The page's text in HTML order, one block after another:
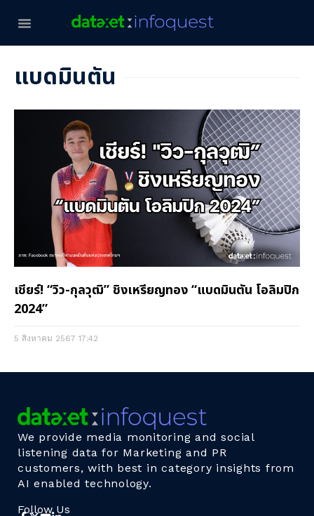
แบดมินตัน
เชียร์! “วิว-กุลวุฒิ” ชิงเหรียญทอง “แบดมินตัน โอลิมปิก
2024”
5 สิงหาคม 2567 17:42
We provide media monitoring and social
listening data for Marketing and PR
customers, with best in category insights from
AI enabled technology.
Follow Us